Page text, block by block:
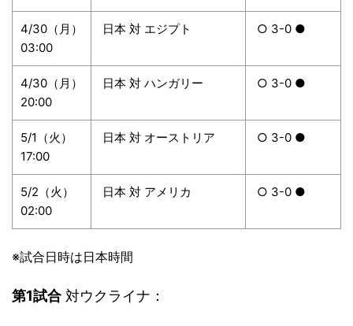
4/30（月）
03:00
日本 対 エジプト ○ 3-0 ●
4/30（月）
20:00
日本 対 ハンガリー ○ 3-0 ●
5/1（火）
17:00
日本 対 オーストリア ○ 3-0 ●
5/2（火）
02:00
日本 対 アメリカ ○ 3-0 ●
※試合日時は日本時間
第1試合 対ウクライナ：